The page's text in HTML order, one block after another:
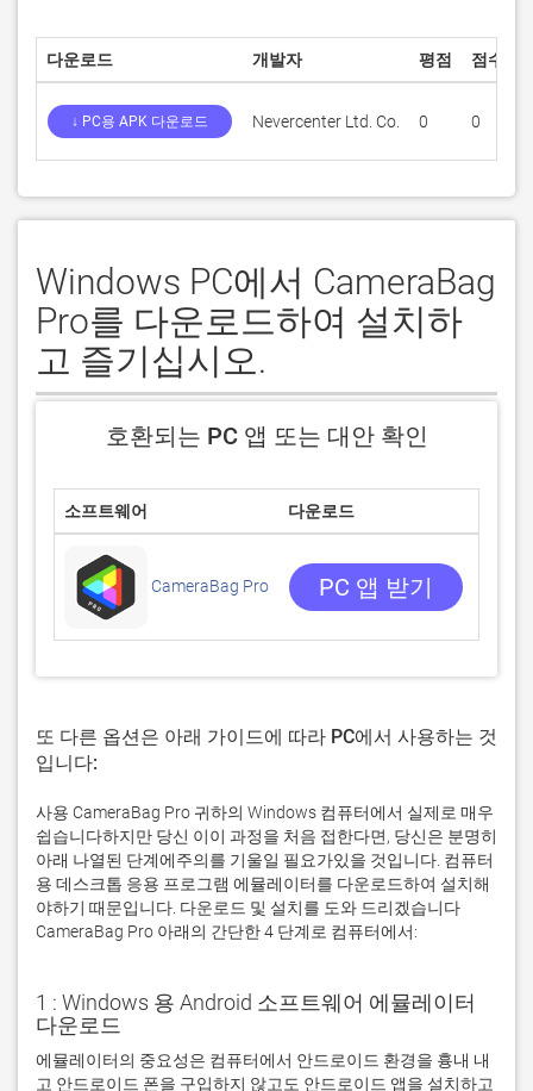
다운로드 개발자 평점 점수
↓ PC용 APK 다운로드 Nevercenter Ltd. Co. 0 0
Windows PC에서 CameraBag
Pro를 다운로드하여 설치하
고 즐기십시오.
호환되는 PC 앱 또는 대안 확인
소프트웨어 다운로드
CameraBag Pro PC 앱 받기
또 다른 옵션은 아래 가이드에 따라 PC에서 사용하는 것
입니다:
사용 CameraBag Pro 귀하의 Windows 컴퓨터에서 실제로 매우
쉽습니다하지만 당신 이이 과정을 처음 접한다면, 당신은 분명히
아래 나열된 단계에주의를 기울일 필요가있을 것입니다. 컴퓨터
용 데스크톱 응용 프로그램 에뮬레이터를 다운로드하여 설치해
야하기 때문입니다. 다운로드 및 설치를 도와 드리겠습니다
CameraBag Pro 아래의 간단한 4 단계로 컴퓨터에서:
1 : Windows 용 Android 소프트웨어 에뮬레이터
다운로드
에뮬레이터의 중요성은 컴퓨터에서 안드로이드 환경을 흉내 내
고 안드로이드 폰을 구입하지 않고도 안드로이드 앱을 설치하고